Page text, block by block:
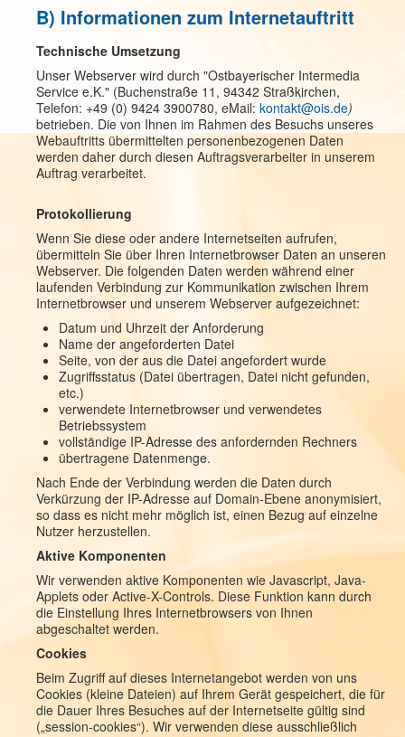
B) Informationen zum Internetauftritt
Technische Umsetzung
Unser Webserver wird durch "Ostbayerischer Intermedia
Service e.K." (Buchenstraße 11, 94342 Straßkirchen,
Telefon: +49 (0) 9424 3900780, eMail: kontakt@ois.de)
betrieben. Die von Ihnen im Rahmen des Besuchs unseres
Webauftritts übermittelten personenbezogenen Daten
werden daher durch diesen Auftragsverarbeiter in unserem
Auftrag verarbeitet.
Protokollierung
Wenn Sie diese oder andere Internetseiten aufrufen,
übermitteln Sie über Ihren Internetbrowser Daten an unseren
Webserver. Die folgenden Daten werden während einer
laufenden Verbindung zur Kommunikation zwischen Ihrem
Internetbrowser und unserem Webserver aufgezeichnet:
Datum und Uhrzeit der Anforderung
Name der angeforderten Datei
Seite, von der aus die Datei angefordert wurde
Zugriffsstatus (Datei übertragen, Datei nicht gefunden,
etc.)
verwendete Internetbrowser und verwendetes
Betriebssystem
vollständige IP-Adresse des anfordernden Rechners
übertragene Datenmenge.
Nach Ende der Verbindung werden die Daten durch
Verkürzung der IP-Adresse auf Domain-Ebene anonymisiert,
so dass es nicht mehr möglich ist, einen Bezug auf einzelne
Nutzer herzustellen.
Aktive Komponenten
Wir verwenden aktive Komponenten wie Javascript, Java-
Applets oder Active-X-Controls. Diese Funktion kann durch
die Einstellung Ihres Internetbrowsers von Ihnen
abgeschaltet werden.
Cookies
Beim Zugriff auf dieses Internetangebot werden von uns
Cookies (kleine Dateien) auf Ihrem Gerät gespeichert, die für
die Dauer Ihres Besuches auf der Internetseite gültig sind
(„session-cookies“). Wir verwenden diese ausschließlich